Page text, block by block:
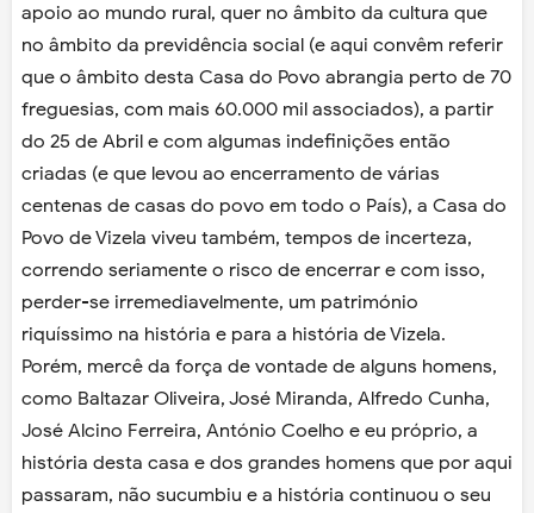
apoio ao mundo rural, quer no âmbito da cultura que
no âmbito da previdência social (e aqui convêm referir
que o âmbito desta Casa do Povo abrangia perto de 70
freguesias, com mais 60.000 mil associados), a partir
do 25 de Abril e com algumas indefinições então
criadas (e que levou ao encerramento de várias
centenas de casas do povo em todo o País), a Casa do
Povo de Vizela viveu também, tempos de incerteza,
correndo seriamente o risco de encerrar e com isso,
perder-se irremediavelmente, um património
riquíssimo na história e para a história de Vizela.
Porém, mercê da força de vontade de alguns homens,
como Baltazar Oliveira, José Miranda, Alfredo Cunha,
José Alcino Ferreira, António Coelho e eu próprio, a
história desta casa e dos grandes homens que por aqui
passaram, não sucumbiu e a história continuou o seu